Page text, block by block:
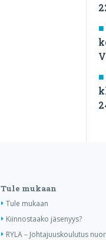
Tule mukaan
Tule mukaan
Kiinnostaako jäsenyys?
RYLA – Johtajuuskoulutus